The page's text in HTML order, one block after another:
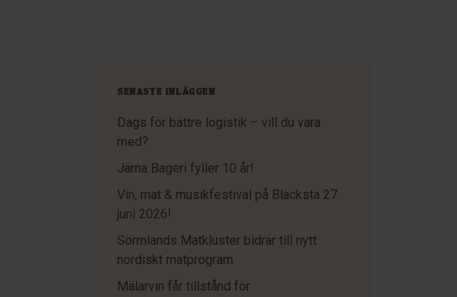
SENASTE INLÄGGEN
Dags för bättre logistik – vill du vara
med?
Järna Bageri fyller 10 år!
Vin, mat & musikfestival på Blacksta 27
juni 2026!
Sörmlands Matkluster bidrar till nytt
nordiskt matprogram
Mälarvin får tillstånd för